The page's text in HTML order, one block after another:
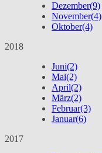
Dezember(9)
November(4)
Oktober(4)
2018
Juni(2)
Mai(2)
April(2)
März(2)
Februar(3)
Januar(6)
2017